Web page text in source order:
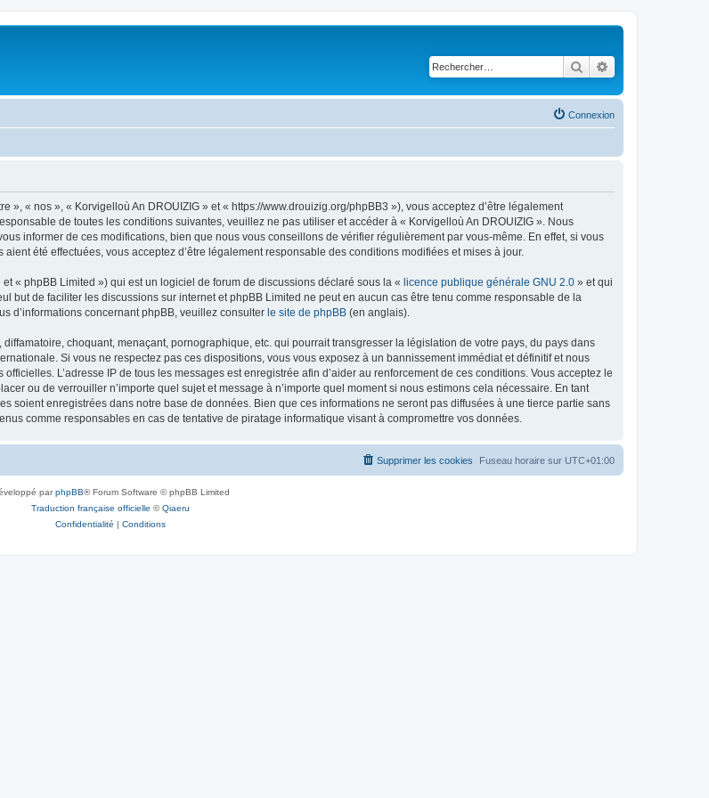
Rechercher
Connexion
« nos », « Korvigelloù An DROUIZIG » et « https://www.drouizig.org/phpBB3 »), vous acceptez d’être légalement
de toutes les conditions suivantes, veuillez ne pas utiliser et accéder à « Korvigelloù An DROUIZIG ». Nous
informer de ces modifications, bien que nous vous conseillons de vérifier régulièrement par vous-même. En effet, si vous
été effectuées, vous acceptez d’être légalement responsable des conditions modifiées et mises à jour.
« phpBB Limited ») qui est un logiciel de forum de discussions déclaré sous la « licence publique générale GNU 2.0 » et qui
but de faciliter les discussions sur internet et phpBB Limited ne peut en aucun cas être tenu comme responsable de la
d’informations concernant phpBB, veuillez consulter le site de phpBB (en anglais).
choquant, menaçant, pornographique, etc. qui pourrait transgresser la législation de votre pays, du pays dans
Si vous ne respectez pas ces dispositions, vous vous exposez à un bannissement immédiat et définitif et nous
L’adresse IP de tous les messages est enregistrée afin d’aider au renforcement de ces conditions. Vous acceptez le
ou de verrouiller n’importe quel sujet et message à n’importe quel moment si nous estimons cela nécessaire. En tant
soient enregistrées dans notre base de données. Bien que ces informations ne seront pas diffusées à une tierce partie sans
comme responsables en cas de tentative de piratage informatique visant à compromettre vos données.
Fuseau horaire sur UTC+01:00
Supprimer les cookies
parphpBB® Forum Software © phpBB Limited
Traduction française officielle ©Qiaeru
Confidentialité | Conditions